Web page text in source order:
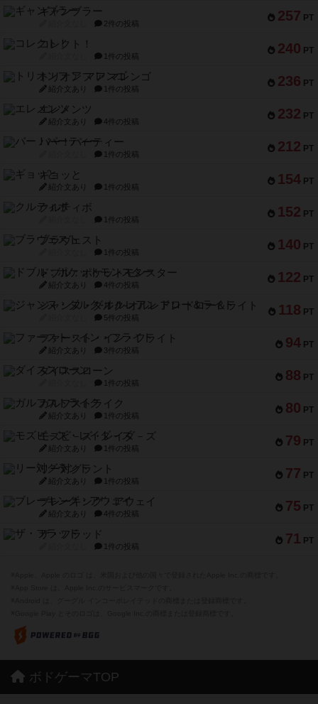
257 PT
ギャンブラー
2件の投稿
240 PT
コレクト！
1件の投稿
236 PT
トリオンフ ア マレンゴ
紹介文あり 1件の投稿
232 PT
エレメンツ
紹介文あり 4件の投稿
212 PT
バー！パーティー
1件の投稿
154 PT
ギョッと
紹介文あり 1件の投稿
152 PT
クルティボ
1件の投稿
140 PT
ブラヴェスト
1件の投稿
122 PT
ドブル：ポケットモンスター
紹介文あり 4件の投稿
118 PT
ジャンヌ・ダルク-オルレアン ドロー＆ライト
5件の投稿
94 PT
ファースト・イン・フライト
紹介文あり 3件の投稿
88 PT
ダイススローン
1件の投稿
80 PT
ガルフストライク
紹介文あり 1件の投稿
79 PT
モズビ－ズ・レイダ－ズ
紹介文あり 1件の投稿
77 PT
リー対グラント
紹介文あり 1件の投稿
75 PT
ブレーキング・アウェイ
紹介文あり 4件の投稿
71 PT
ザ・フラッド
1件の投稿
ボドゲーマTOP